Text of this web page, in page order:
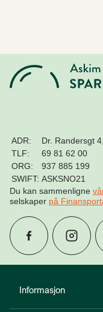
Informasjon
ADR:
Dr. Randersgt
TLF:
69 81 62 00
ORG:
937 885 199
SWIFT: ASKSNO21
Du kan sammenligne
selskaper på